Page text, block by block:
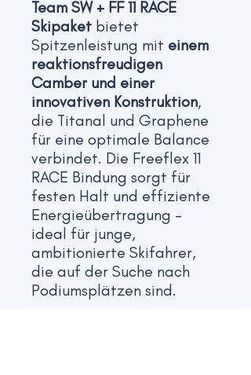
Team SW + FF 11 RACE
Skipaket bietet
Spitzenleistung mit einem
reaktionsfreudigen
Camber und einer
innovativen Konstruktion,
die Titanal und Graphene
für eine optimale Balance
verbindet. Die Freeflex 11
RACE Bindung sorgt für
festen Halt und effiziente
Energieübertragung -
ideal für junge,
ambitionierte Skifahrer,
die auf der Suche nach
Podiumsplätzen sind.